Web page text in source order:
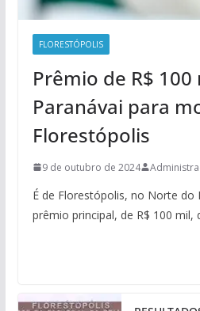
FLORESTÓPOLIS
Prêmio de R$
Paranávai para
Florestópolis
9 de outubro de 2024
É de Florestópolis, no Norte do
prêmio principal, de R$ 100